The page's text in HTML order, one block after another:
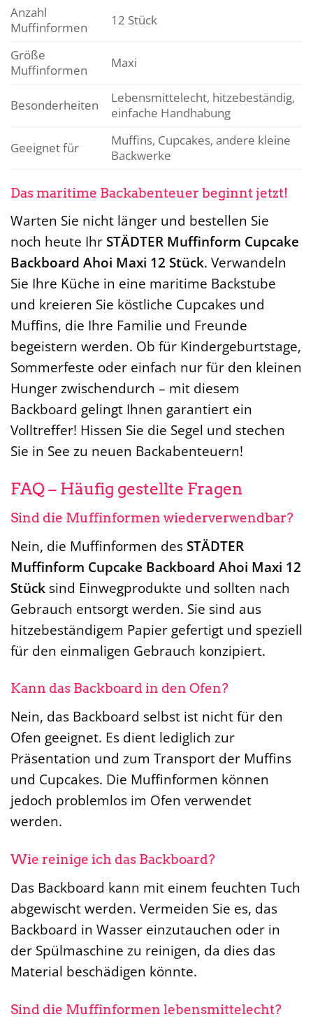
Anzahl
Muffinformen
12 Stück
Größe
Muffinformen
Maxi
Besonderheiten
Lebensmittelecht, hitzebeständig,
einfache Handhabung
Geeignet für
Muffins, Cupcakes, andere kleine
Backwerke
Das maritime Backabenteuer beginnt jetzt!
Warten Sie nicht länger und bestellen Sie
noch heute Ihr STÄDTER Muffinform Cupcake
Backboard Ahoi Maxi 12 Stück. Verwandeln
Sie Ihre Küche in eine maritime Backstube
und kreieren Sie köstliche Cupcakes und
Muffins, die Ihre Familie und Freunde
begeistern werden. Ob für Kindergeburtstage,
Sommerfeste oder einfach nur für den kleinen
Hunger zwischendurch – mit diesem
Backboard gelingt Ihnen garantiert ein
Volltreffer! Hissen Sie die Segel und stechen
Sie in See zu neuen Backabenteuern!
FAQ – Häufig gestellte Fragen
Sind die Muffinformen wiederverwendbar?
Nein, die Muffinformen des STÄDTER
Muffinform Cupcake Backboard Ahoi Maxi 12
Stück sind Einwegprodukte und sollten nach
Gebrauch entsorgt werden. Sie sind aus
hitzebeständigem Papier gefertigt und speziell
für den einmaligen Gebrauch konzipiert.
Kann das Backboard in den Ofen?
Nein, das Backboard selbst ist nicht für den
Ofen geeignet. Es dient lediglich zur
Präsentation und zum Transport der Muffins
und Cupcakes. Die Muffinformen können
jedoch problemlos im Ofen verwendet
werden.
Wie reinige ich das Backboard?
Das Backboard kann mit einem feuchten Tuch
abgewischt werden. Vermeiden Sie es, das
Backboard in Wasser einzutauchen oder in
der Spülmaschine zu reinigen, da dies das
Material beschädigen könnte.
Sind die Muffinformen lebensmittelecht?